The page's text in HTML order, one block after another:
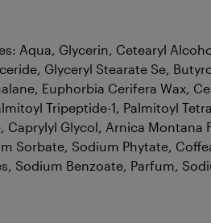
Aqua, Glycerin, Cetearyl
Glyceryl Stearate Se,
Euphorbia Cerifera Wax,
Tripeptide-1, Palmitoyl
Glycol, Arnica Montana
Sorbate, Sodium Phytate,
Sodium Benzoate, Parfum,